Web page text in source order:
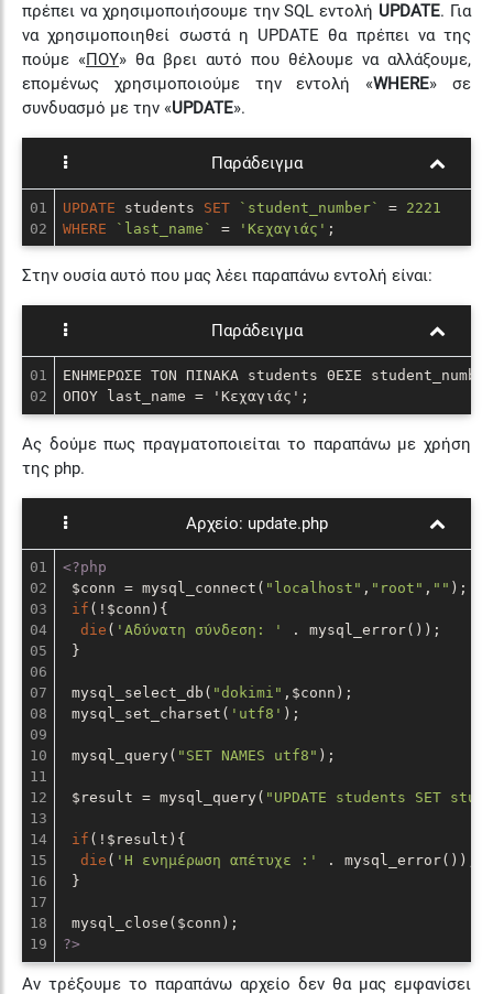
πρέπει να χρησιμοποιήσουμε την SQL εντολή UPDATE. Για
να χρησιμοποιηθεί σωστά η UPDATE θα πρέπει να της
πούμε «ΠΟΥ» θα βρει αυτό που θέλουμε να αλλάξουμε,
επομένως χρησιμοποιούμε την εντολή «WHERE» σε
συνδυασμό με την «UPDATE».
Παράδειγμα
01
UPDATE students SET `student_number` = 2221
WHERE
`last_name` = 'Κεχαγιάς' ;
Στην ουσία αυτό που μας λέει παραπάνω εντολή είναι:
Παράδειγμα
01
ΕΝΗΜΕΡΩΣΕ ΤΟΝ ΠΙΝΑΚΑ students ΘΕΣΕ
ΟΠΟΥ last_name = 'Κεχαγιάς';
Ας δούμε πως πραγματοποιείται το παραπάνω με χρήση
της php.
Αρχείο: update.php
01
02
03
04
05
06
07
08
09
10
11
12
13
14
15
16
17
18
<?php
$conn = mysql_connect( "localhost" , "root" , "" );
if (!$conn){
die ( 'Αδύνατη σύνδεση: '
. mysql_error());
}
mysql_select_db( "dokimi" ,$conn);
mysql_set_charset( 'utf8' );
mysql_query( "SET NAMES utf8" );
$result = mysql_query( "UPDATE students SET
if (!$result){
die ( 'Η ενημέρωση απέτυχε :'
. mysql_error());
}
?>
Αν τρέξουμε το παραπάνω αρχείο δεν θα μας εμφανίσει